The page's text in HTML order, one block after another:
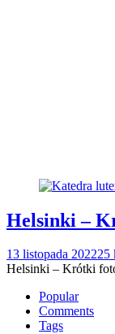
Helsinki –
13 listopada 202225
Helsinki – Krótki
Popular
Comments
Tags